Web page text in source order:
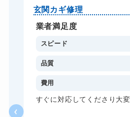
スーツケースカギ開け
スーツケースカギ作成
金庫カギ開け
金庫カギ修理
玄関カギ修理
業者満足度
スピード
品質
費用
すぐに対応してくださり大